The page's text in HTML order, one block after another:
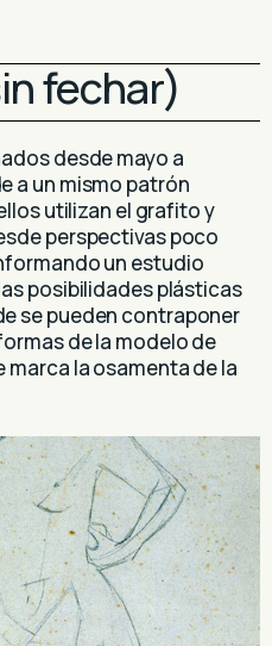
fechar)
desde mayo a
a un mismo patrón
utilizan el grafito y
perspectivas poco
un estudio
posibilidades plásticas
se pueden contraponer
de la modelo de
marca la osamenta de la